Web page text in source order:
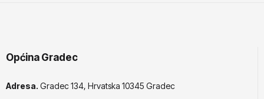
Općina Gradec
Adresa. Gradec 134, Hrvatska 10345 Gradec